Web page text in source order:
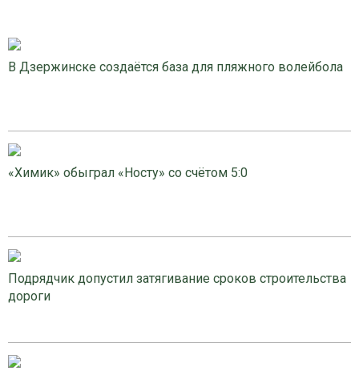
В Дзержинске создаётся база для пляжного волейбола
«Химик» обыграл «Носту» со счётом 5:0
Подрядчик допустил затягивание сроков строительства
дороги